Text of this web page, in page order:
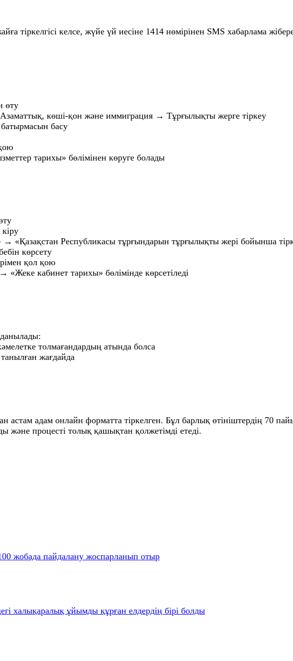
тіркелгісі келсе, жүйе үй иесіне 1414 нөмірінен SMS хабарлама
өту
көші-қон және иммиграция → Тұрғылықты жерге тіркеу
басу
тарихы» бөлімінен көруге болады
Республикасы тұрғындарын тұрғылықты жері бойынша
көрсету
қол қою
«Жеке кабинет тарихы» бөлімінде көрсетіледі
толмағандардың атында болса
танылған жағдайда
астам адам онлайн форматта тіркелген. Бұл барлық өтініштердің 70
және процесті толық қашықтан қолжетімді етеді.
жобада пайдалану жоспарланып отыр
халықаралық ұйымды құрған елдердің бірі болды